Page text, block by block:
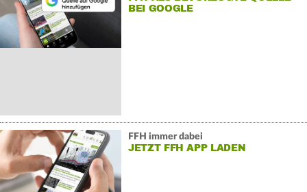
BEI GOOGLE
FFH immer dabei
JETZT FFH APP LADEN